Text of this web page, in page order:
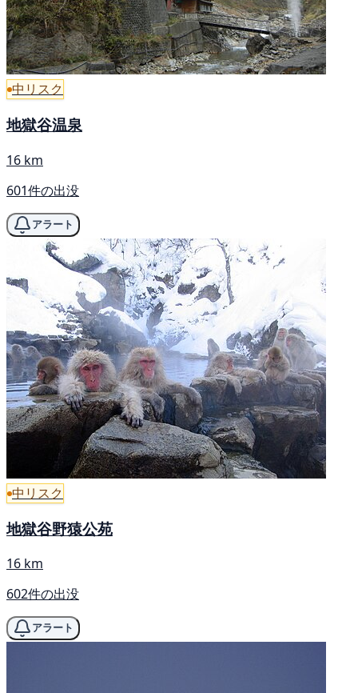
中リスク
地獄谷温泉
16 km
601件の出没
アラート
中リスク
地獄谷野猿公苑
16 km
602件の出没
アラート